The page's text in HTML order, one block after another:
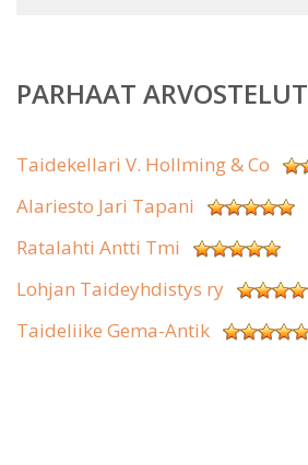
PARHAAT ARVOSTELUT
Taidekellari V. Hollming & Co
Alariesto Jari Tapani
Ratalahti Antti Tmi
Lohjan Taideyhdistys ry
Taideliike Gema-Antik